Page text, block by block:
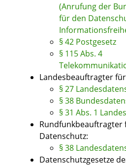
(Anrufung der
für den
§ 42 Postgesetz
§ 115 Abs. 4
Landesbeauftragter
§ 27
§ 38
§ 31 Abs. 1
Rundfunkbeauftragter
Datenschutz:
§ 38
Datenschutzgesetze